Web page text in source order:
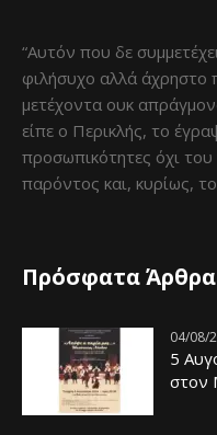
“Αυτόν που δε
φιλήσυχο αλλά άχρηστο
μετέχοντα ουκ
είπε ο Περικλής, το
προσωπικότητες όχι
παρόντος και, κυρίως,
Πρόσφατα Άρθρα
04/08/
5
στον